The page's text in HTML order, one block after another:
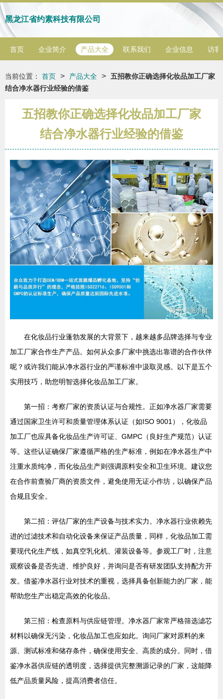
黑龙江省约素科技有限公司
首页 企业简介 产品大全 联系我们 企业信息 访客
当前位置： 首页 > 产品大全 > 五招教你正确选择化妆品加工厂家
结合净水器行业经验的借鉴
五招教你正确选择化妆品加工厂家
结合净水器行业经验的借鉴
在化妆品行业蓬勃发展的大背景下，越来越多品牌选择与专业
加工厂家合作生产产品。如何从众多厂家中挑选出靠谱的合作伙伴
呢？或许我们能从净水器行业的严谨标准中汲取灵感。以下是五个
实用技巧，助您明智选择化妆品加工厂家。
第一招：考察厂家的资质认证与合规性。正如净水器厂家需要
通过国家卫生许可和质量管理体系认证（如ISO 9001），化妆品
加工厂也应具备化妆品生产许可证、GMPC（良好生产规范）认证
等。这些认证确保厂家遵循严格的生产标准，例如在净水器生产中
注重水质纯净，而化妆品生产则强调原料安全和卫生环境。建议您
在合作前查验厂商的资质文件，避免使用无证小作坊，以确保产品
合规且安全。
第二招：评估厂家的生产设备与技术实力。净水器行业依赖先
进的过滤技术和自动化设备来保证产品质量，同样，化妆品加工需
要现代化生产线，如真空乳化机、灌装设备等。参观工厂时，注意
观察设备是否先进、维护良好，并询问是否有研发团队支持配方开
发。借鉴净水器行业对技术的重视，选择具备创新能力的厂家，能
帮助您生产出稳定高效的化妆品。
第三招：检查原料与供应链管理。净水器厂家常严格筛选滤芯
材料以确保无污染，化妆品加工也应如此。询问厂家对原料的来
源、测试标准和储存条件，确保使用安全、高质的成分。同时，借
鉴净水器供应链的透明度，选择提供完整溯源记录的厂家，这能降
低产品质量风险，提高消费者信任。